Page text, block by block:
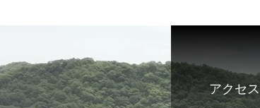
アクセス